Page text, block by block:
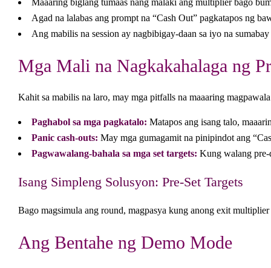
Maaaring biglang tumaas nang malaki ang multiplier bago
Agad na lalabas ang prompt na “Cash Out” pagkatapos ng
Ang mabilis na session ay nagbibigay-daan sa iyo na
Mga Mali na Nagkakahalaga ng
Kahit sa mabilis na laro, may mga pitfalls na maaaring
Paghabol sa mga pagkatalo: Matapos ang isang talo,
Panic cash-outs: May mga gumagamit na pinipindot ang
Pagwawalang-bahala sa mga set targets: Kung walang
Isang Simpleng Solusyon: Pre‑Set Targets
Bago magsimula ang round, magpasya kung anong exit
Ang Bentahe ng Demo Mode